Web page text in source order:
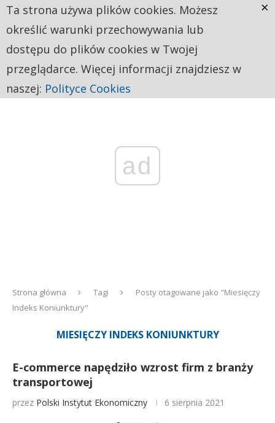
ad
Strona główna Tagi
Posty otagowane jako "Miesięczy
Indeks Koniunktury"
MIESIĘCZY INDEKS KONIUNKTURY
E-commerce napędziło wzrost firm z branży
transportowej
przez Polski Instytut Ekonomiczny 6 sierpnia 2021
Ta strona używa plików cookies. Możesz
określić warunki przechowywania lub
dostępu do plików cookies w Twojej
przeglądarce. Więcej informacji znajdziesz w
naszej: Polityce Cookies
×